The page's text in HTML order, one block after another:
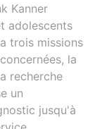
Kanner
adolescents
trois missions
la
recherche
un
jusqu'à